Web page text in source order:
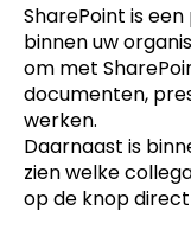
SharePoint is
binnen uw
om met
documenten,
werken.
Daarnaast is
zien welke
op de knop